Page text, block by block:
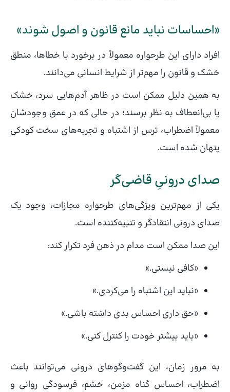
«احساسات نباید مانع قانون و اصول شوند»
افراد دارای این طرحواره معمولاً در برخورد با خطاها، منطق
خشک و قانون را مهم‌تر از شرایط انسانی می‌دانند.
به همین دلیل ممکن است در ظاهر آدم‌هایی سرد، خشک
یا بی‌انعطاف به نظر برسند؛ در حالی که در عمق وجودشان
معمولاً اضطراب، ترس از اشتباه و تجربه‌های سخت کودکی
پنهان شده است.
صدای درونیِ قاضی‌گر
یکی از مهم‌ترین ویژگی‌های طرحواره مجازات، وجود یک
صدای درونی انتقادگر و تنبیه‌کننده است.
این صدا ممکن است مدام در ذهن فرد تکرار کند:
«کافی نیستی.»
«نباید این اشتباه را می‌کردی.»
«حق داری احساس بدی داشته باشی.»
«باید بیشتر خودت را کنترل کنی.»
به مرور زمان، این گفت‌وگوهای درونی می‌توانند باعث
اضطراب، احساس گناه مزمن، خشم، فرسودگی روانی و